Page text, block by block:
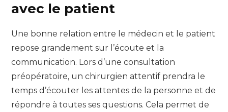
avec le patient
Une bonne relation entre le médecin et le patient
repose grandement sur l’écoute et la
communication. Lors d’une consultation
préopératoire, un chirurgien attentif prendra le
temps d’écouter les attentes de la personne et de
répondre à toutes ses questions. Cela permet de